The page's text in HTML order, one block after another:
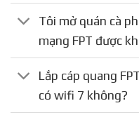
Tôi mở quán cà
mạng FPT được
Lắp cáp quang
có wifi 7 không?